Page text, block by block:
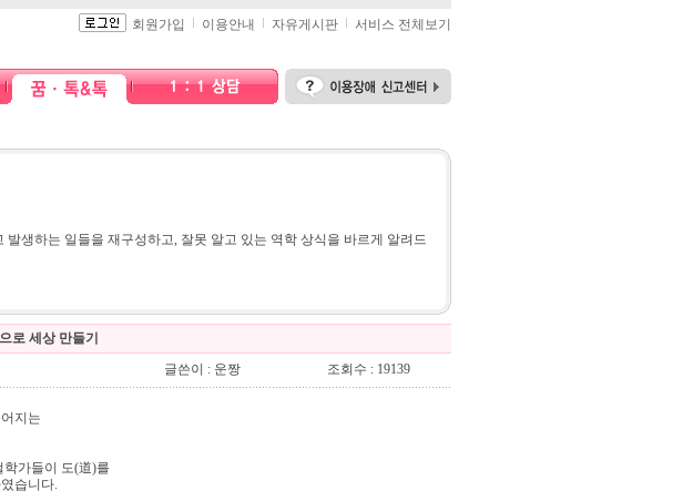
회원가입 이용안내 자유게시판 서비스 전체보기
발생하는 일들을 재구성하고, 잘못 알고 있는 역학 상식을 바르게 알려드
로 세상 만들기
글쓴이 : 운짱 조회수 : 19139
지는
가들이 도(道)를
습니다.